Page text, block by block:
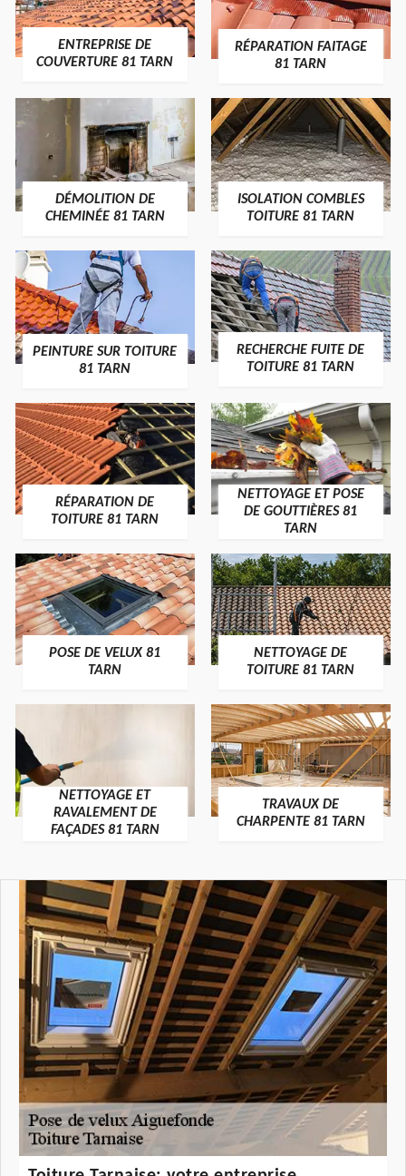
ENTREPRISE DE
COUVERTURE 81 TARN
RÉPARATION FAITAGE
81 TARN
DÉMOLITION DE
CHEMINÉE 81 TARN
ISOLATION COMBLES
TOITURE 81 TARN
PEINTURE SUR TOITURE
81 TARN
RECHERCHE FUITE DE
TOITURE 81 TARN
RÉPARATION DE
TOITURE 81 TARN
NETTOYAGE ET POSE
DE GOUTTIÈRES 81
TARN
POSE DE VELUX 81
TARN
NETTOYAGE DE
TOITURE 81 TARN
NETTOYAGE ET
RAVALEMENT DE
FAÇADES 81 TARN
TRAVAUX DE
CHARPENTE 81 TARN